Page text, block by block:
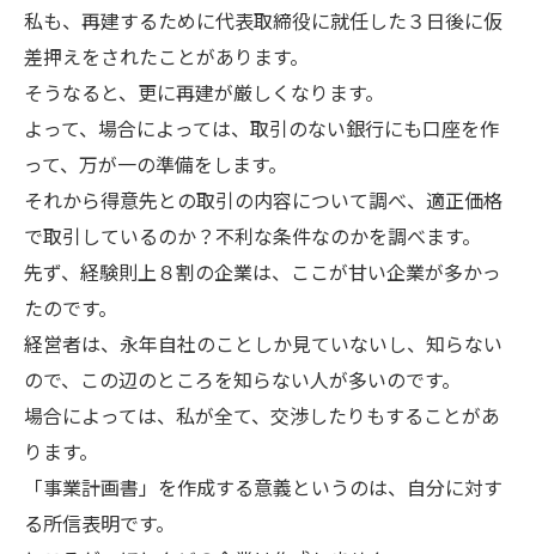
私も、再建するために代表取締役に就任した３日後に仮
差押えをされたことがあります。
そうなると、更に再建が厳しくなります。
よって、場合によっては、取引のない銀行にも口座を作
って、万が一の準備をします。
それから得意先との取引の内容について調べ、適正価格
で取引しているのか？不利な条件なのかを調べます。
先ず、経験則上８割の企業は、ここが甘い企業が多かっ
たのです。
経営者は、永年自社のことしか見ていないし、知らない
ので、この辺のところを知らない人が多いのです。
場合によっては、私が全て、交渉したりもすることがあ
ります。
「事業計画書」を作成する意義というのは、自分に対す
る所信表明です。